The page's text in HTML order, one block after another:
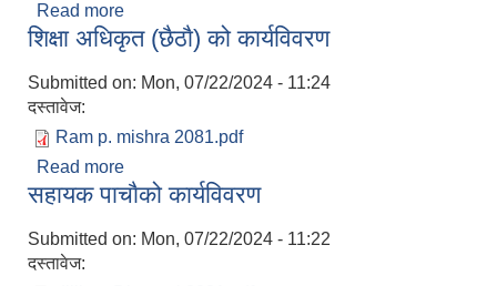
Read more
शिक्षा अधिकृत (छैठाै) को कार्यविवरण
Submitted on: Mon, 07/22/2024 - 11:24
दस्तावेज:
Ram p. mishra 2081.pdf
Read more
सहायक पाचाैको कार्यविवरण
Submitted on: Mon, 07/22/2024 - 11:22
दस्तावेज: